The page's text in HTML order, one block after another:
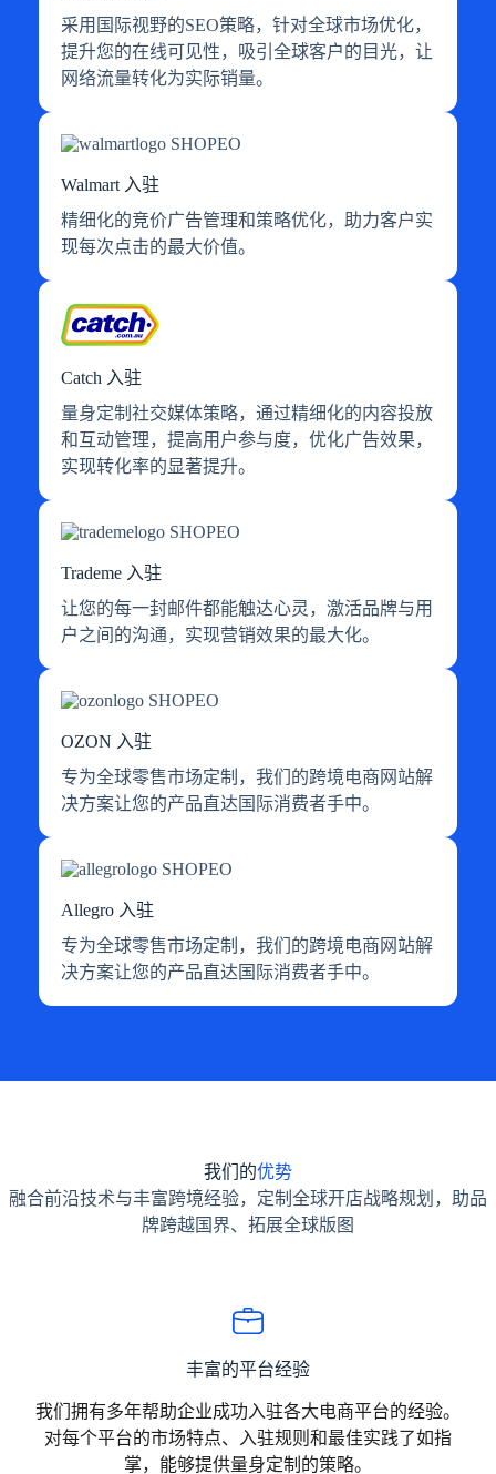
采用国际视野的SEO策略，针对全球市场优化，
提升您的在线可见性，吸引全球客户的目光，让
网络流量转化为实际销量。
Walmart 入驻
精细化的竞价广告管理和策略优化，助力客户实
现每次点击的最大价值。
Catch 入驻
量身定制社交媒体策略，通过精细化的内容投放
和互动管理，提高用户参与度，优化广告效果，
实现转化率的显著提升。
Trademe 入驻
让您的每一封邮件都能触达心灵，激活品牌与用
户之间的沟通，实现营销效果的最大化。
OZON 入驻
专为全球零售市场定制，我们的跨境电商网站解
决方案让您的产品直达国际消费者手中。
Allegro 入驻
专为全球零售市场定制，我们的跨境电商网站解
决方案让您的产品直达国际消费者手中。
我们的优势
融合前沿技术与丰富跨境经验，定制全球开店战略规划，助品
牌跨越国界、拓展全球版图
丰富的平台经验
我们拥有多年帮助企业成功入驻各大电商平台的经验。
对每个平台的市场特点、入驻规则和最佳实践了如指
掌，能够提供量身定制的策略。